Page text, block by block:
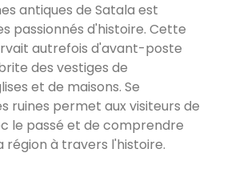
antiques de Satala est
passionnés d'histoire. Cette
autrefois d'avant-poste
des vestiges de
et de maisons. Se
ruines permet aux visiteurs de
le passé et de comprendre
région à travers l'histoire.